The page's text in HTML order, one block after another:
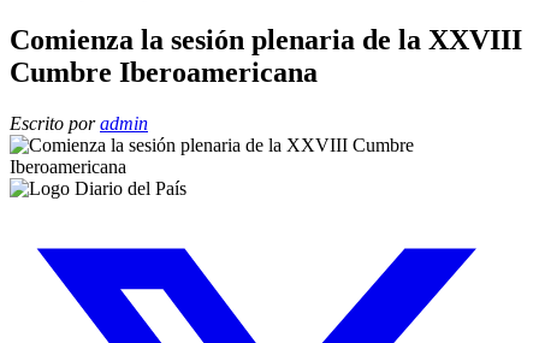
Comienza la sesión plenaria de la XXVIII
Cumbre Iberoamericana
Escrito poradmin